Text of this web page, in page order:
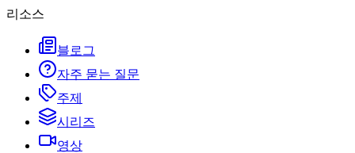
리소스
블로그
자주 묻는 질문
주제
시리즈
영상